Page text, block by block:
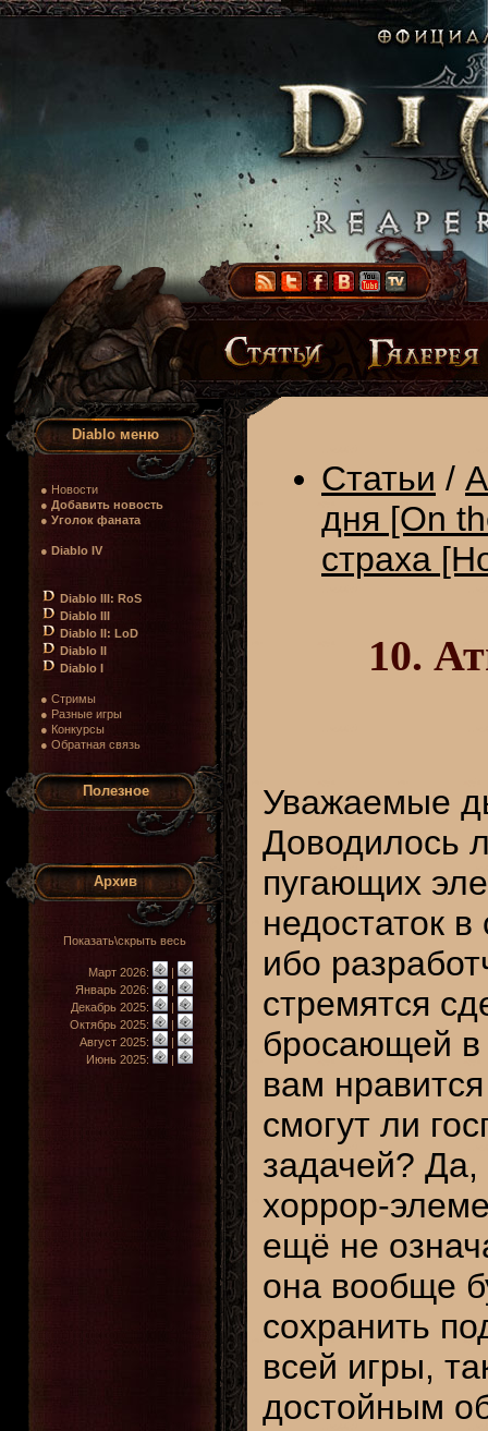
Diablo меню
● Новости
● Добавить новость
● Уголок фаната
● Diablo IV
Diablo III: RoS
Diablo III
Diablo II: LoD
Diablo II
Diablo I
● Стримы
● Разные игры
● Конкурсы
● Обратная связь
Полезное
Архив
Показать\скрыть весь
Март 2026:
|
Январь 2026:
|
Декабрь 2025:
|
Октябрь 2025:
|
Август 2025:
|
Июнь 2025:
|
Статьи /
дня [On
страха
10.
Уважаемые
Доводилось
пугающих
недостаток
ибо
стремятся
бросающей в
вам
смогут ли
задачей?
хоррор-
ещё не
она вообще
сохранить
всей игры,
достойным